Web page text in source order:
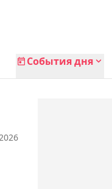
События дня